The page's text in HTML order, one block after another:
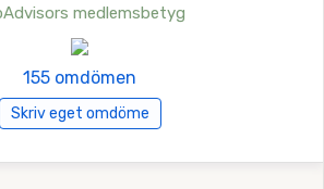
medlemsbetyg
155 omdömen
Skriv eget omdöme